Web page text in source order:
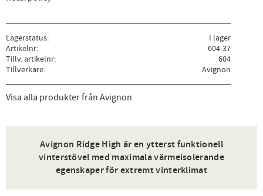
Lagerstatus
I lager
Artikelnr
604-37
Tillv. artikelnr
604
Tillverkare
Avignon
Visa alla produkter från Avignon
Avignon Ridge High är en ytterst funktionell
vinterstövel med maximala värmeisolerande
egenskaper för extremt vinterklimat